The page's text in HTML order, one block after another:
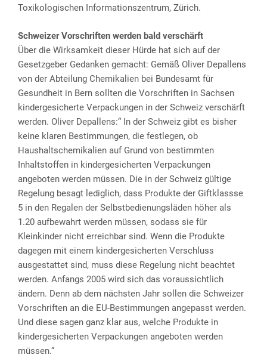
Toxikologischen Informationszentrum, Zürich.
Schweizer Vorschriften werden bald verschärft
Über die Wirksamkeit dieser Hürde hat sich auf der
Gesetzgeber Gedanken gemacht: Gemäß Oliver Depallens
von der Abteilung Chemikalien bei Bundesamt für
Gesundheit in Bern sollten die Vorschriften in Sachsen
kindergesicherte Verpackungen in der Schweiz verschärft
werden. Oliver Depallens:“ In der Schweiz gibt es bisher
keine klaren Bestimmungen, die festlegen, ob
Haushaltschemikalien auf Grund von bestimmten
Inhaltstoffen in kindergesicherten Verpackungen
angeboten werden müssen. Die in der Schweiz gültige
Regelung besagt lediglich, dass Produkte der Giftklassse
5 in den Regalen der Selbstbedienungsläden höher als
1.20 aufbewahrt werden müssen, sodass sie für
Kleinkinder nicht erreichbar sind. Wenn die Produkte
dagegen mit einem kindergesicherten Verschluss
ausgestattet sind, muss diese Regelung nicht beachtet
werden. Anfangs 2005 wird sich das voraussichtlich
ändern. Denn ab dem nächsten Jahr sollen die Schweizer
Vorschriften an die EU-Bestimmungen angepasst werden.
Und diese sagen ganz klar aus, welche Produkte in
kindergesicherten Verpackungen angeboten werden
müssen.“